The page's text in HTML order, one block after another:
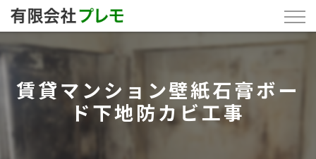
賃貸マンション壁紙石膏ボー
ド下地防カビ工事